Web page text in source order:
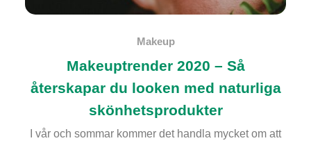
Makeup
Makeuptrender 2020 – Så
återskapar du looken med naturliga
skönhetsprodukter
I vår och sommar kommer det handla mycket om att